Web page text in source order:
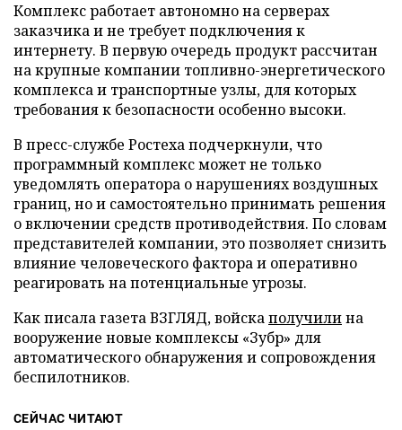
Комплекс работает автономно на серверах
заказчика и не требует подключения к
интернету. В первую очередь продукт рассчитан
на крупные компании топливно-энергетического
комплекса и транспортные узлы, для которых
требования к безопасности особенно высоки.
В пресс-службе Ростеха подчеркнули, что
программный комплекс может не только
уведомлять оператора о нарушениях воздушных
границ, но и самостоятельно принимать решения
о включении средств противодействия. По словам
представителей компании, это позволяет снизить
влияние человеческого фактора и оперативно
реагировать на потенциальные угрозы.
Как писала газета ВЗГЛЯД, войскаполучилина
вооружение новые комплексы «Зубр» для
автоматического обнаружения и сопровождения
беспилотников.
СЕЙЧАС ЧИТАЮТ